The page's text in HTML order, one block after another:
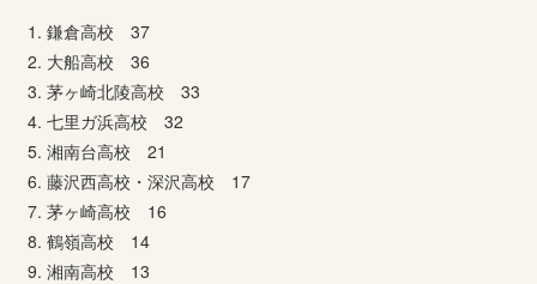
鎌倉高校 37
大船高校 36
茅ヶ崎北陵高校 33
七里ガ浜高校 32
湘南台高校 21
藤沢西高校・深沢高校 17
茅ヶ崎高校 16
鶴嶺高校 14
湘南高校 13